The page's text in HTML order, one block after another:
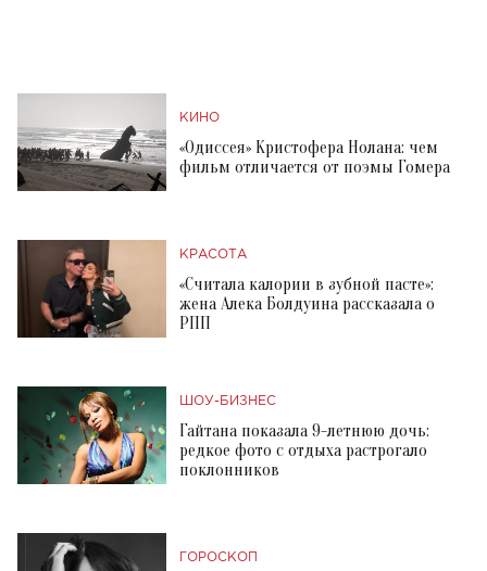
КИНО
«Одиссея» Кристофера Нолана: чем
фильм отличается от поэмы Гомера
КРАСОТА
«Считала калории в зубной пасте»:
жена Алека Болдуина рассказала о
РПП
ШОУ-БИЗНЕС
Гайтана показала 9-летнюю дочь:
редкое фото с отдыха растрогало
поклонников
ГОРОСКОП